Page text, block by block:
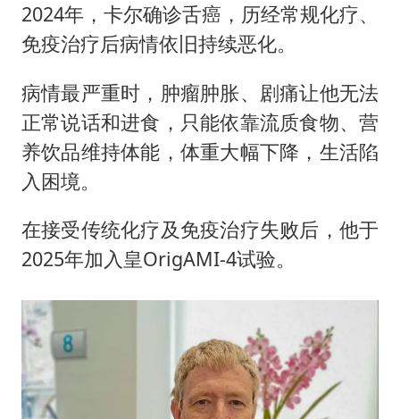
2024年，卡尔确诊舌癌，历经常规化疗、
免疫治疗后病情依旧持续恶化。
病情最严重时，肿瘤肿胀、剧痛让他无法
正常说话和进食，只能依靠流质食物、营
养饮品维持体能，体重大幅下降，生活陷
入困境。
在接受传统化疗及免疫治疗失败后，他于
2025年加入皇OrigAMI-4试验。